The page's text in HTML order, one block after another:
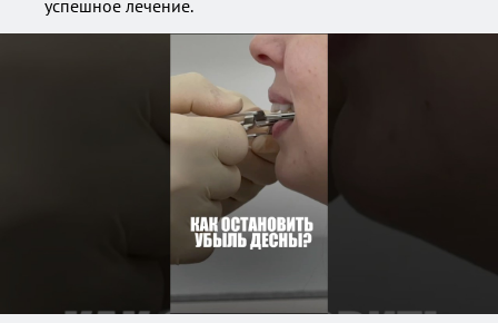
успешное лечение.